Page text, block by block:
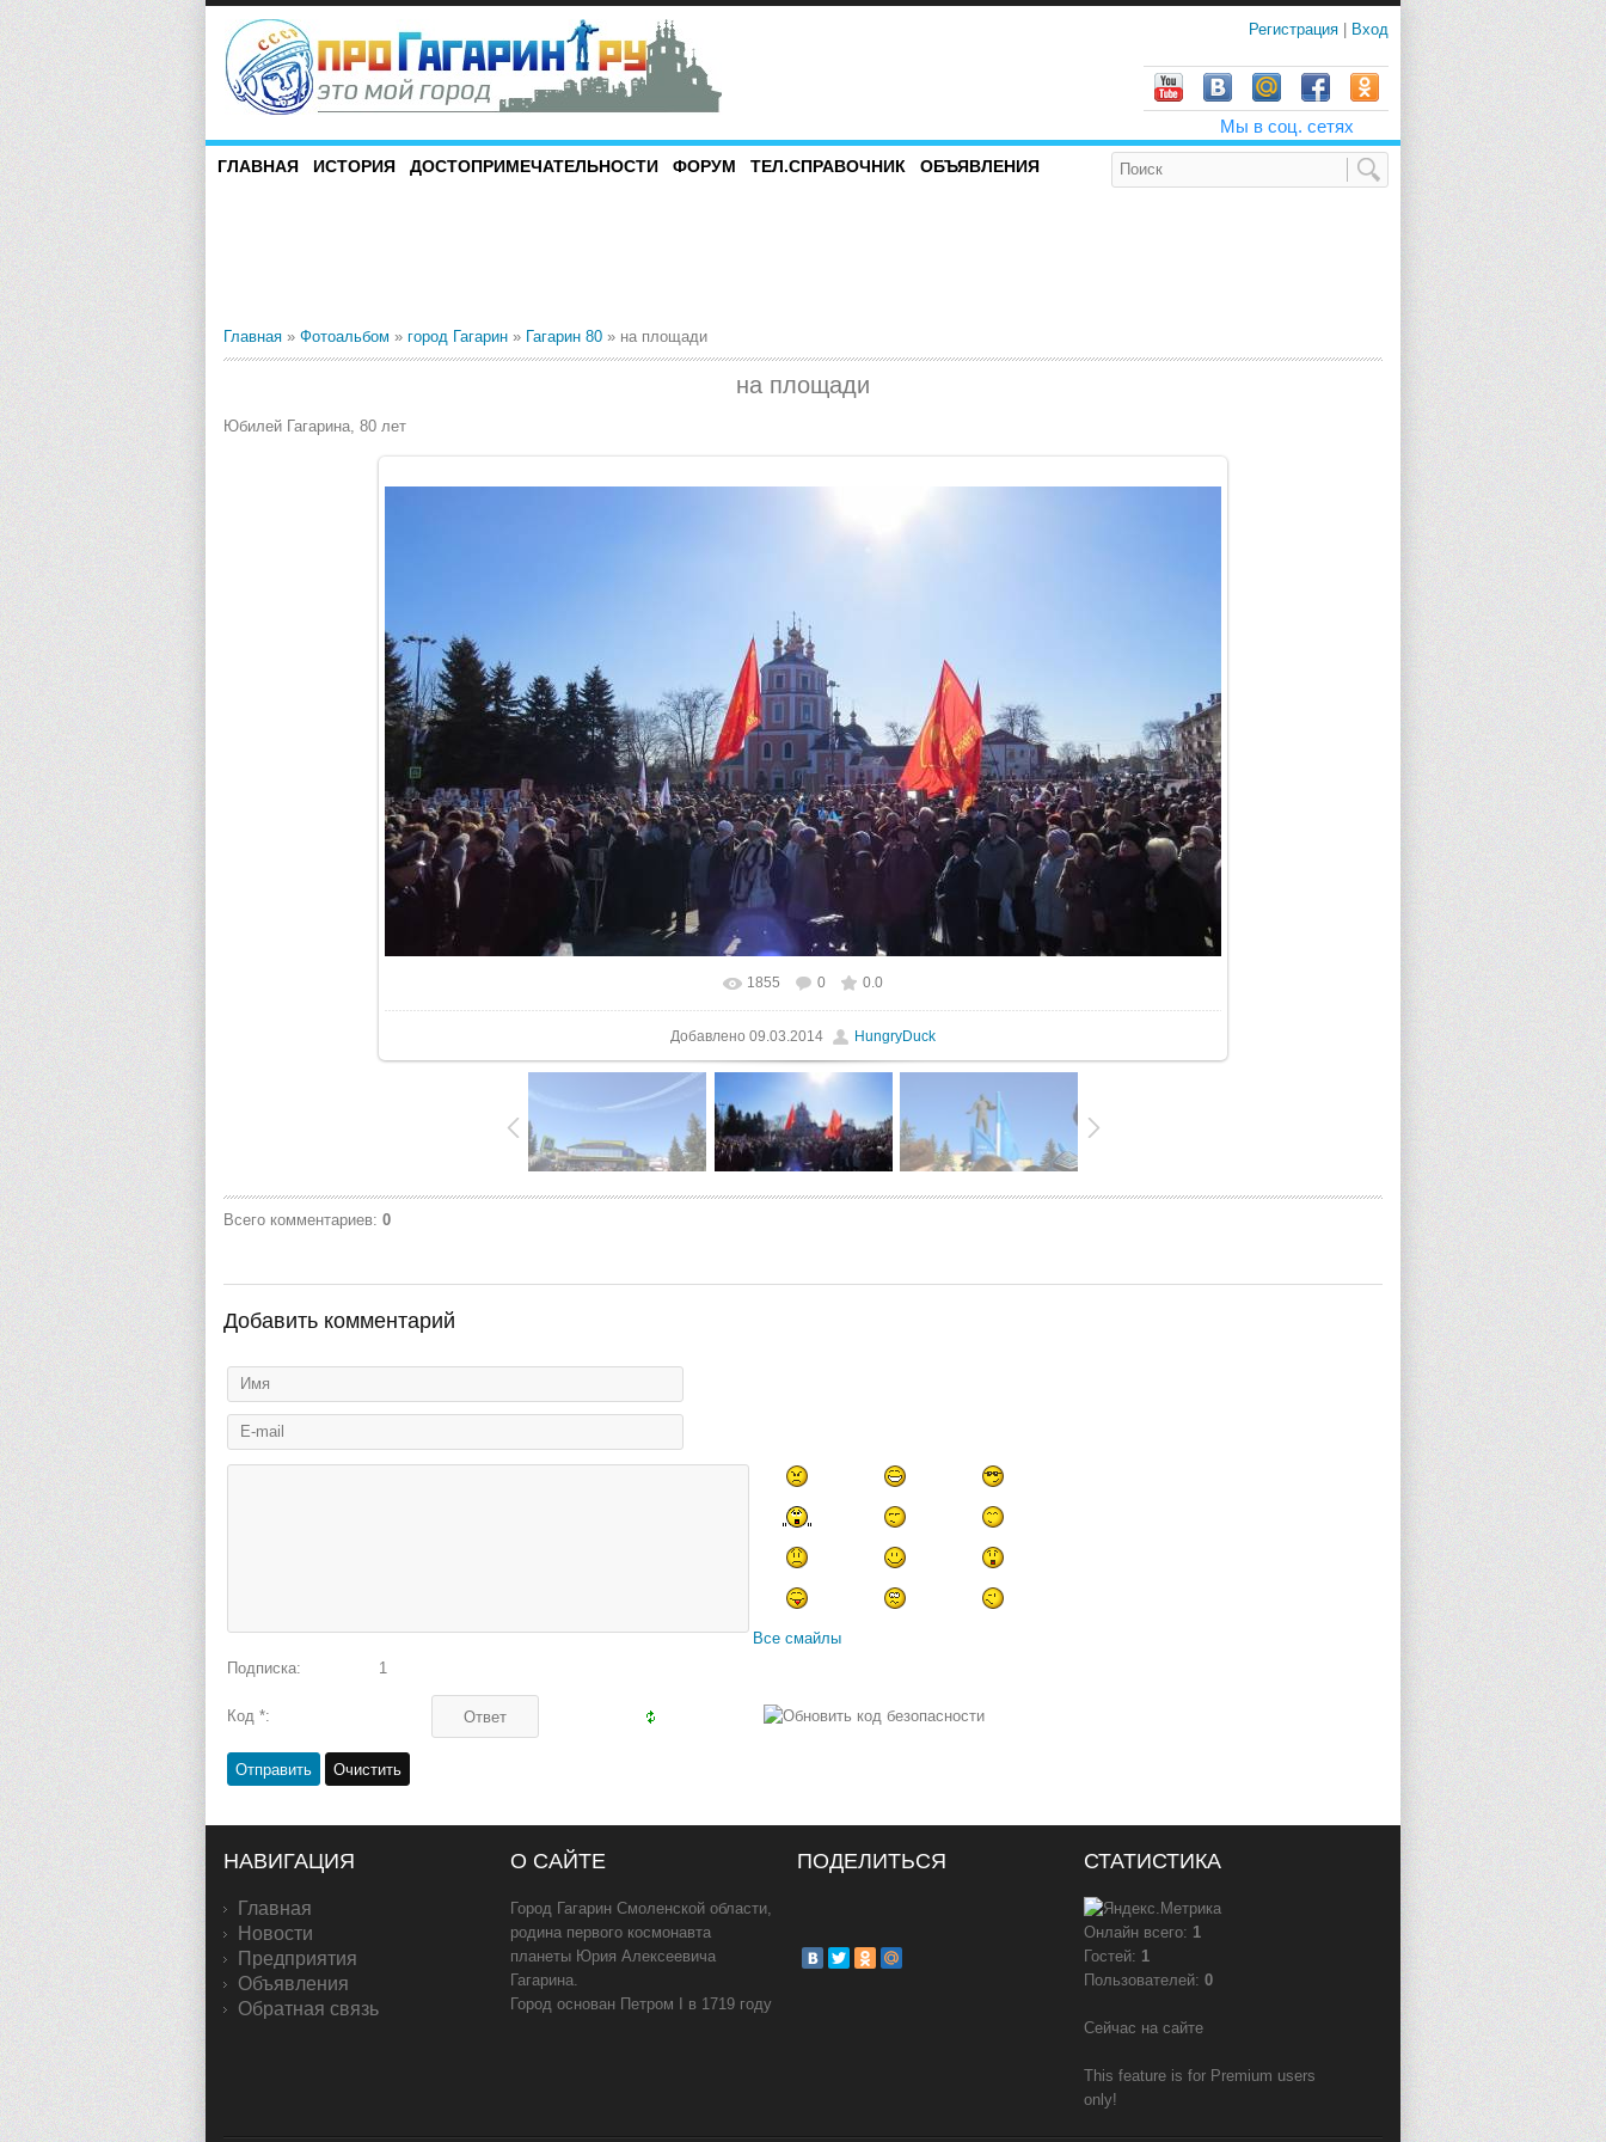
Регистрация Вход
Мы в соц. сетях
ГЛАВНАЯ ИСТОРИЯ ДОСТОПРИМЕЧАТЕЛЬНОСТИ ФОРУМ ТЕЛ.СПРАВОЧНИК ОБЪЯВЛЕНИЯ
Главная » Фотоальбом » город Гагарин » Гагарин 80 » на площади
на площади
Юбилей Гагарина, 80 лет
В реальном размере 800x450
1855 0 0.0
Добавлено 09.03.2014 HungryDuck
Всего комментариев: 0
Добавить комментарий
Все смайлы
Подписка:
1
Код *:
НАВИГАЦИЯ
Главная
Новости
Предприятия
Объявления
Обратная связь
О САЙТЕ
Город Гагарин Смоленской области,
родина первого космонавта
планеты Юрия Алексеевича
Гагарина.
Город основан Петром I в 1719 году
ПОДЕЛИТЬСЯ СТАТИСТИКА
Онлайн всего: 1
Гостей: 1
Пользователей: 0
Сейчас на сайте
This feature is for Premium users
only!